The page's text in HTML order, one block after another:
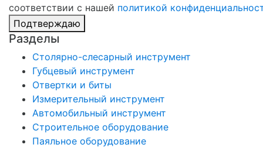
соответствии с нашей политикой
Подтверждаю
Разделы
Столярно-слесарный инструмент
Губцевый инструмент
Отвертки и биты
Измерительный инструмент
Автомобильный инструмент
Строительное оборудование
Паяльное оборудование